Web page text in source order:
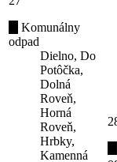
Komunálny
odpad
Dielno, Do
Potôčka,
Dolná
Roveň,
Horná
Roveň,
Hrbky,
Kamenná